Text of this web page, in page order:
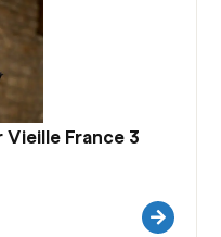
Vieille France 3